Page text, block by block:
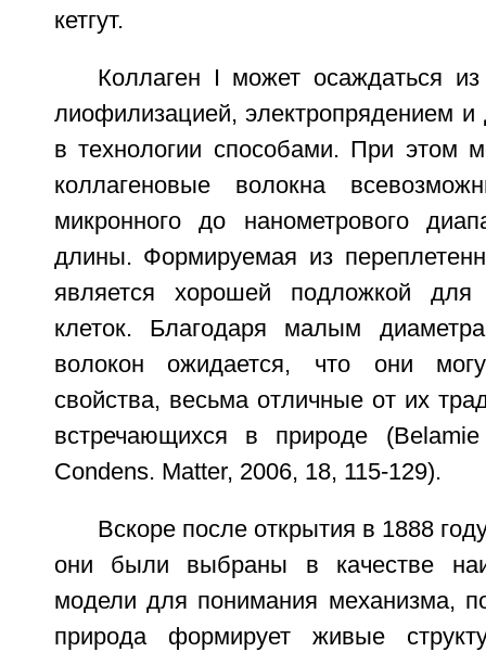
кетгут.
Коллаген I может осаждаться из
лиофилизацией, электропрядением и
в технологии способами. При этом
коллагеновые волокна
микронного до нанометрового
длины. Формируемая из
является хорошей подложкой
клеток. Благодаря малым
волокон ожидается, что они
свойства, весьма отличные от их
встречающихся в природе
Condens. Matter, 2006, 18, 115-129).
Вскоре после открытия в 1888
они были выбраны в качестве
модели для понимания механизма,
природа формирует живые